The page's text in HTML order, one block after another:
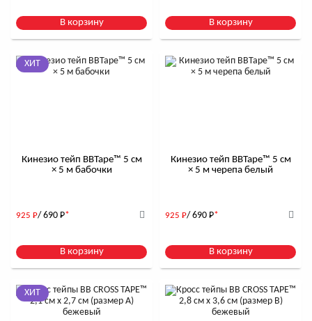
В корзину В корзину
ХИТ
Кинезио тейп BBTape™ 5 см
× 5 м бабочки
925 Р/ 690 Р*
В корзину
Кинезио тейп BBTape™ 5 см
× 5 м черепа белый
925 Р/ 690 Р*
В корзину
ХИТ